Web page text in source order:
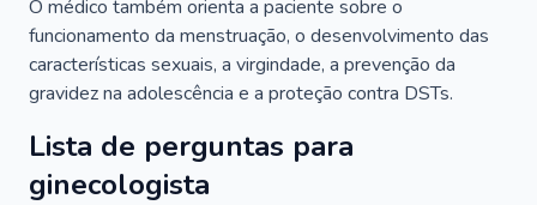
O médico também orienta a paciente sobre o
funcionamento da menstruação, o desenvolvimento das
características sexuais, a virgindade, a prevenção da
gravidez na adolescência e a proteção contra DSTs.
Lista de perguntas para
ginecologista